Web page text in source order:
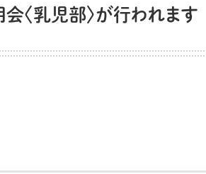
〈乳児部〉が行われます